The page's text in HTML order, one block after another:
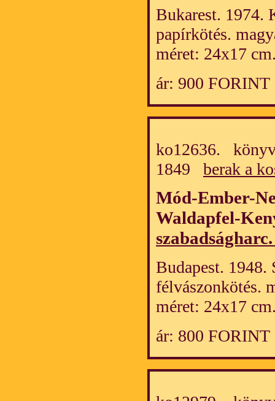
Bukarest. 1974.
papírkötés.
méret: 24x17
ár: 900 FORINT
ko12636.
1849 berak a
Mód-Ember-
Waldapfel-
Budapest. 1948.
félvászonkötés.
méret: 24x17
ár: 800 FORINT